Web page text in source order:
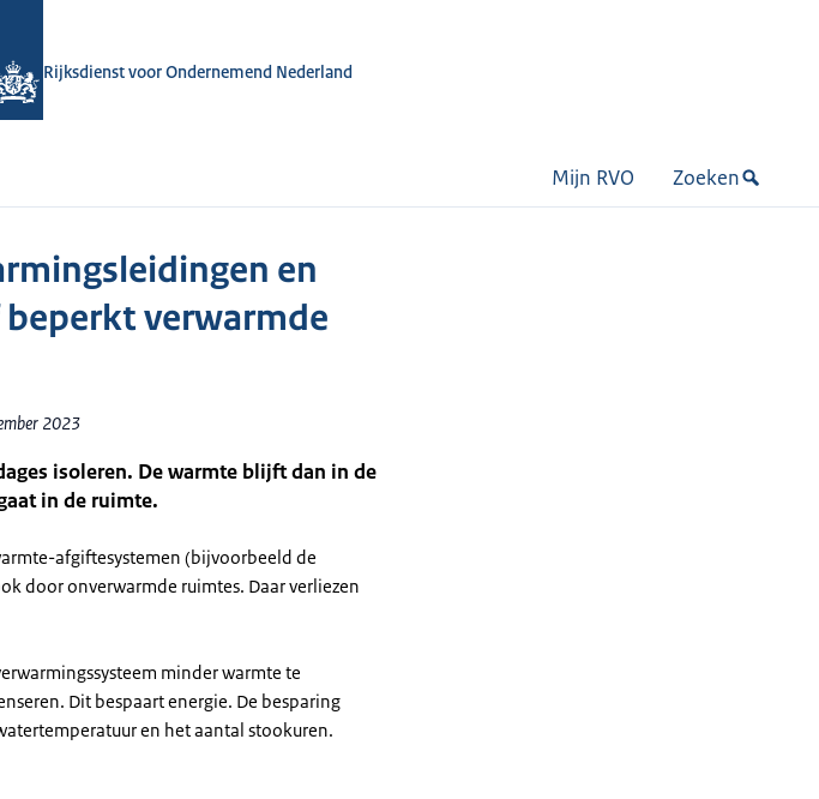
Rijksdienst voor Ondernemend Nederland
Mijn RVO Zoeken
en
verwarmde
2023
isoleren. De warmte blijft dan in de
in de ruimte.
afgiftesystemen (bijvoorbeeld de
door onverwarmde ruimtes. Daar verliezen
minder warmte te
Dit bespaart energie. De besparing
en het aantal stookuren.